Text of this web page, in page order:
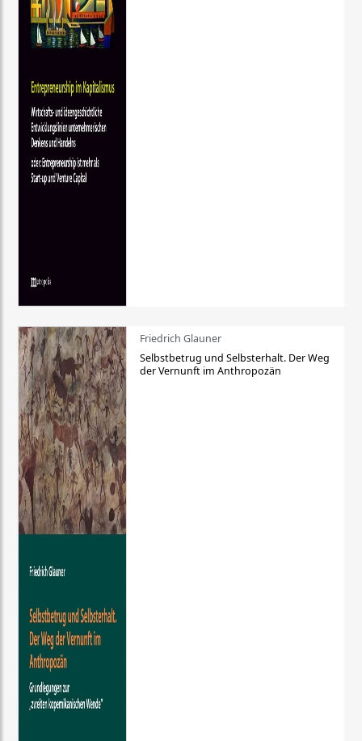
Friedrich Glauner
Selbstbetrug und Selbsterhalt. Der Weg
der Vernunft im Anthropozän